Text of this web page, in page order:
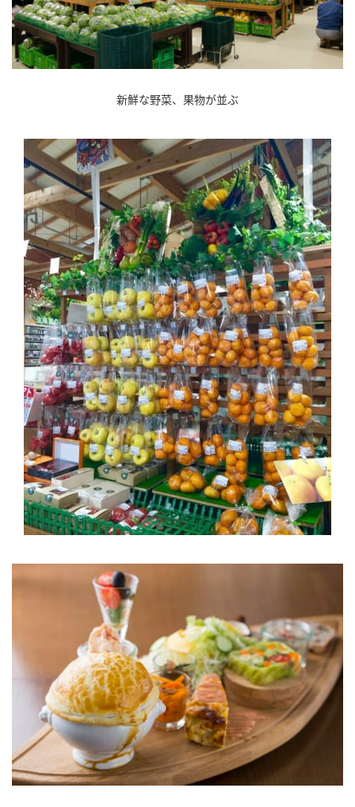
新鮮な野菜、果物が並ぶ